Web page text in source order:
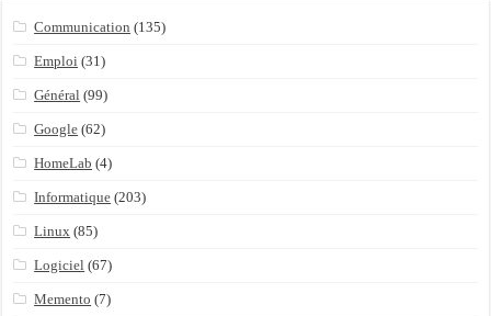
Communication (135)
Emploi (31)
Général (99)
Google (62)
HomeLab (4)
Informatique (203)
Linux (85)
Logiciel (67)
Memento (7)